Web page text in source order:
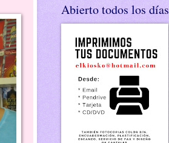
Abierto todos los días